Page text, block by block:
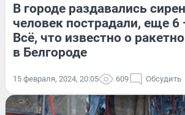
В городе раздавались
человек пострадали, еще 6
Всё, что известно о
в Белгороде
15 февраля, 2024, 20:05 609 Обсудить